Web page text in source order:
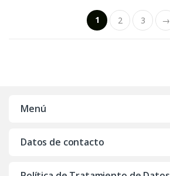
1 2 3 →
Menú
Datos de contacto